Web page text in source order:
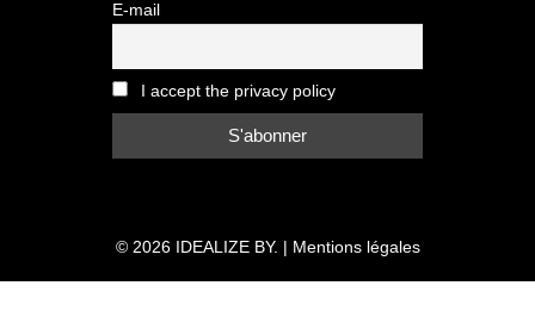
E-mail
I accept the privacy policy
© 2026 IDEALIZE BY. | Mentions légales